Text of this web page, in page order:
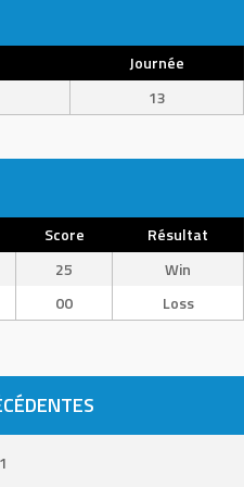
Journée
13
Score
Résultat
25
Win
00 Loss